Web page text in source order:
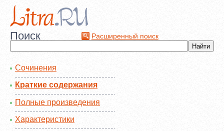
Поиск Расширенный поиск
Сочинения
Краткие содержания
Полные произведения
Характеристики